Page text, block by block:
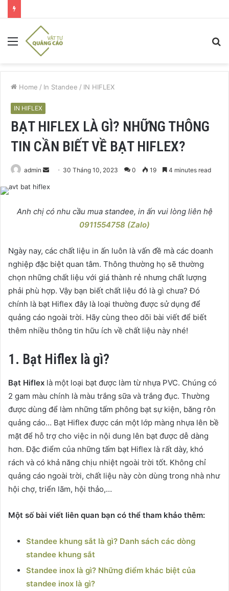
Menu
Home / In Standee / IN HIFLEX
IN HIFLEX
BẠT HIFLEX LÀ GÌ? NHỮNG THÔNG
TIN CẦN BIẾT VỀ BẠT HIFLEX?
admin
Send 30 Tháng 10, 2023 0 19 4 minutes read
Anh chị có nhu cầu mua standee, in ấn vui lòng liên hệ
0911554758 (Zalo)
Ngày nay, các chất liệu in ấn luôn là vấn đề mà các doanh
nghiệp đặc biệt quan tâm. Thông thường họ sẽ thường
chọn những chất liệu với giá thành rẻ nhưng chất lượng
phải phù hợp. Vậy bạn biết chất liệu đó là gì chưa? Đó
chính là bạt Hiflex đây là loại thường được sử dụng để
quảng cáo ngoài trời. Hãy cùng theo dõi bài viết để biết
thêm nhiều thông tin hữu ích về chất liệu này nhé!
1. Bạt Hiflex là gì?
Bạt Hiflex là một loại bạt được làm từ nhựa PVC. Chúng có
2 gam màu chính là màu trắng sữa và trắng đục. Thường
được dùng để làm những tấm phông bạt sự kiện, băng rôn
quảng cáo… Bạt Hiflex được cán một lớp màng nhựa lên bề
mặt để hỗ trợ cho việc in nội dung lên bạt được dễ dàng
hơn. Đặc điểm của những tấm bạt Hiflex là rất dày, khó
rách và có khả năng chịu nhiệt ngoài trời tốt. Không chỉ
quảng cáo ngoài trời, chất liệu này còn dùng trong nhà như
hội chợ, triển lãm, hội thảo,…
Một số bài viết liên quan bạn có thể tham khảo thêm:
Standee khung sắt là gì? Danh sách các dòng
standee khung sắt
Standee inox là gì? Những điểm khác biệt của
standee inox là gì?